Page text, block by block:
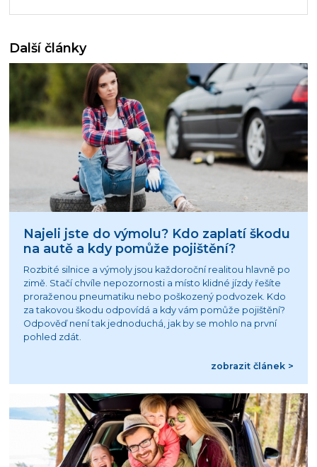
Další články
Najeli jste do výmolu? Kdo zaplatí škodu
na autě a kdy pomůže pojištění?
Rozbité silnice a výmoly jsou každoroční realitou hlavně po
zimě. Stačí chvíle nepozornosti a místo klidné jízdy řešíte
proraženou pneumatiku nebo poškozený podvozek. Kdo
za takovou škodu odpovídá a kdy vám pomůže pojištění?
Odpověď není tak jednoduchá, jak by se mohlo na první
pohled zdát.
zobrazit článek >